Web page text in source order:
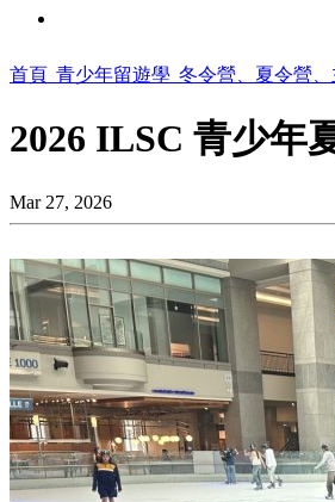
首頁 青少年留遊學 冬令營、夏令營
2026 ILSC 青少年
Mar 27, 2026